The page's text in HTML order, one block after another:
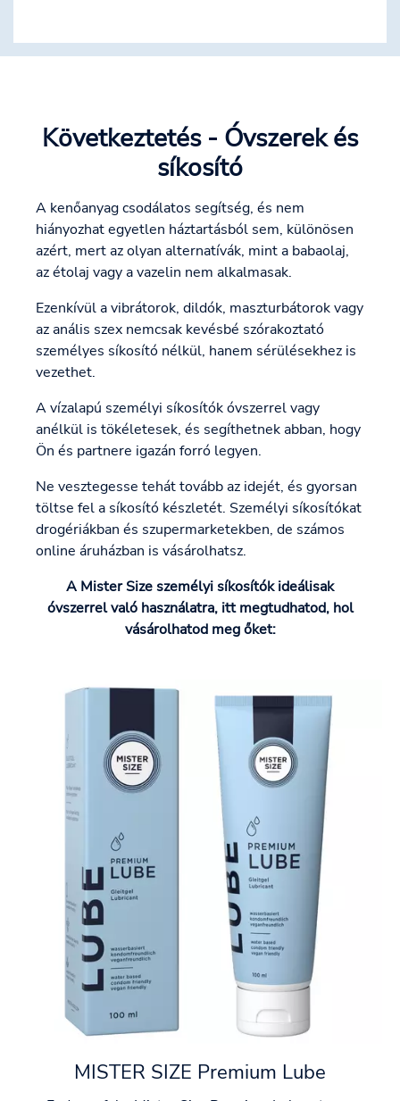
Következtetés - Óvszerek és
síkosító
A kenőanyag csodálatos segítség, és nem
hiányozhat egyetlen háztartásból sem, különösen
azért, mert az olyan alternatívák, mint a babaolaj,
az étolaj vagy a vazelin nem alkalmasak.
Ezenkívül a vibrátorok, dildók, maszturbátorok vagy
az anális szex nemcsak kevésbé szórakoztató
személyes síkosító nélkül, hanem sérülésekhez is
vezethet.
A vízalapú személyi síkosítók óvszerrel vagy
anélkül is tökéletesek, és segíthetnek abban, hogy
Ön és partnere igazán forró legyen.
Ne vesztegesse tehát tovább az idejét, és gyorsan
töltse fel a síkosító készletét. Személyi síkosítókat
drogériákban és szupermarketekben, de számos
online áruházban is vásárolhatsz.
A Mister Size személyi síkosítók ideálisak
óvszerrel való használatra, itt megtudhatod, hol
vásárolhatod meg őket:
MISTER SIZE Premium Lube